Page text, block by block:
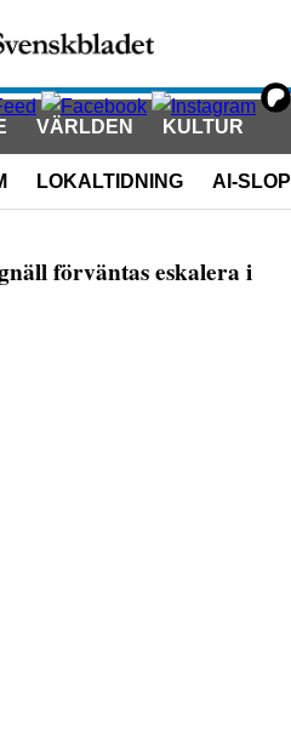
VÄRLDEN KULTUR
LOKALTIDNING AI-SLOP
förväntas eskalera i